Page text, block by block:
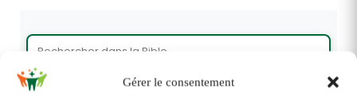
Gérer le consentement